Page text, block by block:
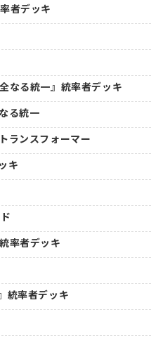
者デッキ
なる統一』統率者デッキ
る統一
ランスフォーマー
キ
率者デッキ
統率者デッキ